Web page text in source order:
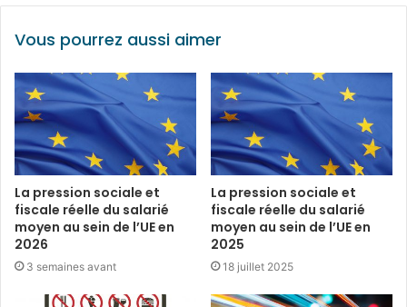
Vous pourrez aussi aimer
La pression sociale et
fiscale réelle du salarié
moyen au sein de l’UE en
2026
3 semaines avant
La pression sociale et
fiscale réelle du salarié
moyen au sein de l’UE en
2025
18 juillet 2025